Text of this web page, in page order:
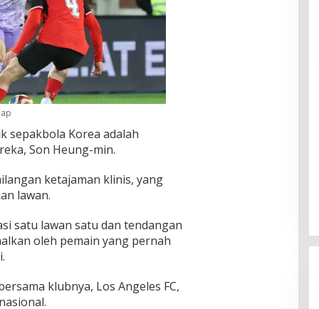
sepakbola Korea adalah
Son Heung-min.
ketajaman klinis, yang
lawan.
satu lawan satu dan tendangan
oleh pemain yang pernah
klubnya, Los Angeles FC,